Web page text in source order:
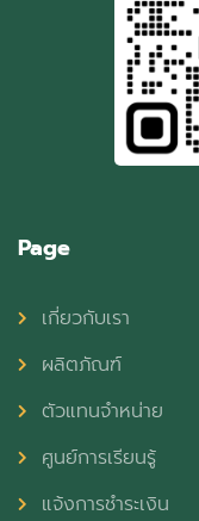
Page
เกี่ยวกับเรา
ผลิตภัณฑ์
ตัวแทนจำหน่าย
ศูนย์การเรียนรู้
แจ้งการชำระเงิน